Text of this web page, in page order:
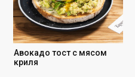
Авокадо тост с мясом
криля